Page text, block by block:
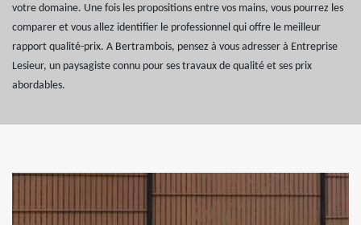
votre domaine. Une fois les propositions entre vos mains, vous pourrez les
comparer et vous allez identifier le professionnel qui offre le meilleur
rapport qualité-prix. A Bertrambois, pensez à vous adresser à Entreprise
Lesieur, un paysagiste connu pour ses travaux de qualité et ses prix
abordables.